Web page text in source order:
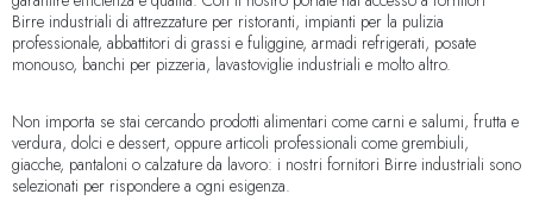
Birre industriali di attrezzature per ristoranti, impianti per la pulizia
professionale, abbattitori di grassi e fuliggine, armadi refrigerati, posate
monouso, banchi per pizzeria, lavastoviglie industriali e molto altro.
Non importa se stai cercando prodotti alimentari come carni e salumi, frutta e
verdura, dolci e dessert, oppure articoli professionali come grembiuli,
giacche, pantaloni o calzature da lavoro: i nostri fornitori Birre industriali sono
selezionati per rispondere a ogni esigenza.